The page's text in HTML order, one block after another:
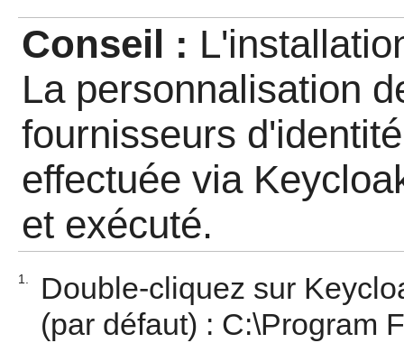
Conseil :
La personnalisation
fournisseurs
effectuée via
et exécuté.
1. Double-cliquez sur
(par défaut) : C:\Program